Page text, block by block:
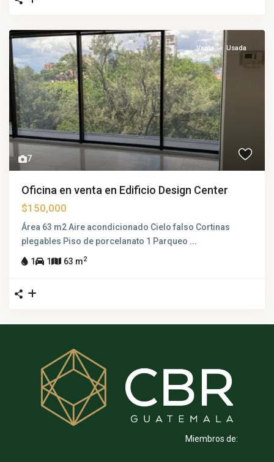
7
Venta Usada
Oficina en venta en Edificio Design Center
$150,000
Área 63 m2 Aire acondicionado Cielo falso Cortinas
plegables Piso de porcelanato 1 Parqueo ...
1 1 63 m2
Miembros de: